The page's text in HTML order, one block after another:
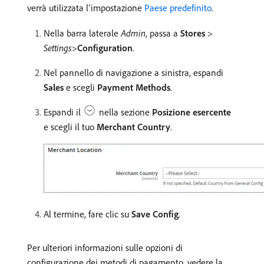
verrà utilizzata l’impostazione Paese predefinito.
Nella barra lateraleAdmin, passa a Stores >
Settings>Configuration.
Nel pannello di navigazione a sinistra, espandi
Sales e scegli Payment Methods.
Espandi il nella sezione Posizione esercente
e scegli il tuo Merchant Country.
Al termine, fare clic su Save Config.
Per ulteriori informazioni sulle opzioni di